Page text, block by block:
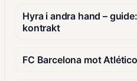
Hyra i andra hand –
kontrakt
FC Barcelona mot